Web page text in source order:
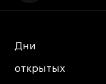
Дни
открытых
Дни
открытых